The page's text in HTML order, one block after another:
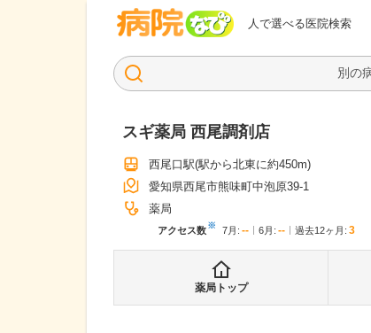
人で選べる医院検索
病院なび
スギ薬局 西尾調剤店
西尾口駅(駅から北東に約450m)
愛知県西尾市熊味町中泡原39-1
薬局
アクセス数※ 7月 : -- 6月 : -- 過去12ヶ月: 3
薬局トップ